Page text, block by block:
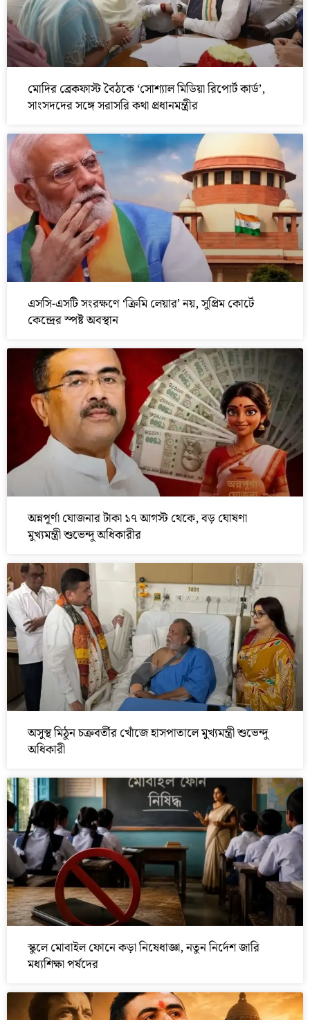
মোদির ব্রেকফাস্ট বৈঠকে ‘সোশ্যাল মিডিয়া রিপোর্ট কার্ড’,
সাংসদদের সঙ্গে সরাসরি কথা প্রধানমন্ত্রীর
এসসি-এসটি সংরক্ষণে ‘ক্রিমি লেয়ার’ নয়, সুপ্রিম কোর্টে
কেন্দ্রের স্পষ্ট অবস্থান
অন্নপূর্ণা যোজনার টাকা ১৭ আগস্ট থেকে, বড় ঘোষণা
মুখ্যমন্ত্রী শুভেন্দু অধিকারীর
অসুস্থ মিঠুন চক্রবর্তীর খোঁজে হাসপাতালে মুখ্যমন্ত্রী শুভেন্দু
অধিকারী
স্কুলে মোবাইল ফোনে কড়া নিষেধাজ্ঞা, নতুন নির্দেশ জারি
মধ্যশিক্ষা পর্ষদের